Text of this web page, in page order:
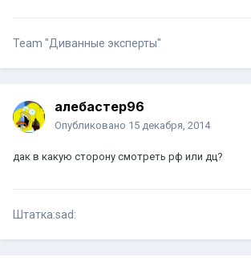
Team "Диванные эксперты"
алебастер96
Опубликовано 15 декабря, 2014
дак в какую сторону смотреть рф или дц?
Штатка:sad: